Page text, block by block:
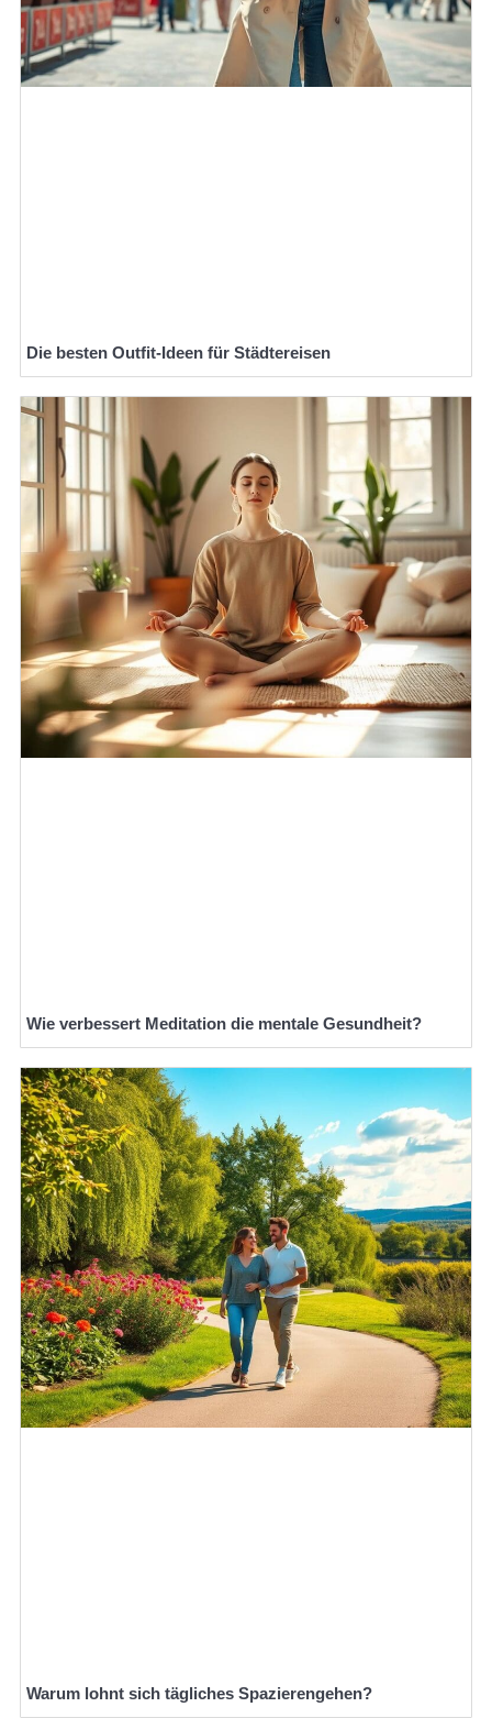
Die besten Outfit-Ideen für Städtereisen
Wie verbessert Meditation die mentale Gesundheit?
Warum lohnt sich tägliches Spazierengehen?